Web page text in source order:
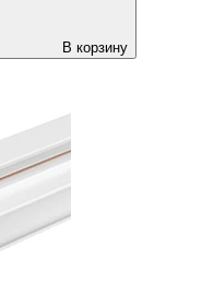
В корзину